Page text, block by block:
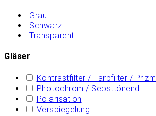
Grau
Schwarz
Transparent
Gläser
Kontrastfilter / Farbfilter / Prizm
Photochrom / Sebsttönend
Polarisation
Verspiegelung